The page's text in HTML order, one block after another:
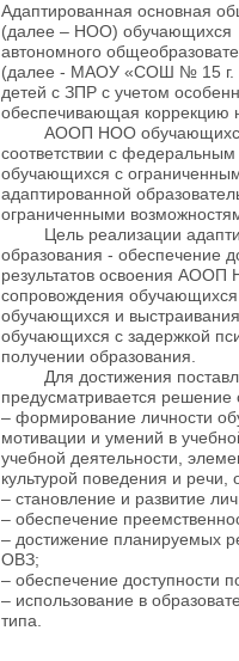
Адаптированная основная
(далее – НОО) обучающихся
автономного
(далее - МАОУ «СОШ № 15 г.
детей с ЗПР с учетом
обеспечивающая коррекцию
АООП НОО обучающихся с
соответствии с
обучающихся с
адаптированной
ограниченными
Цель реализации
образования - обеспечение
результатов освоения АООП
сопровождения
обучающихся и
обучающихся с задержкой
получении образования.
Для достижения
предусматривается решение
– формирование личности
мотивации и умений в
учебной деятельности,
культурой поведения и
– становление и развитие
– обеспечение
– достижение планируемых
ОВЗ;
– обеспечение доступности
– использование в
типа.